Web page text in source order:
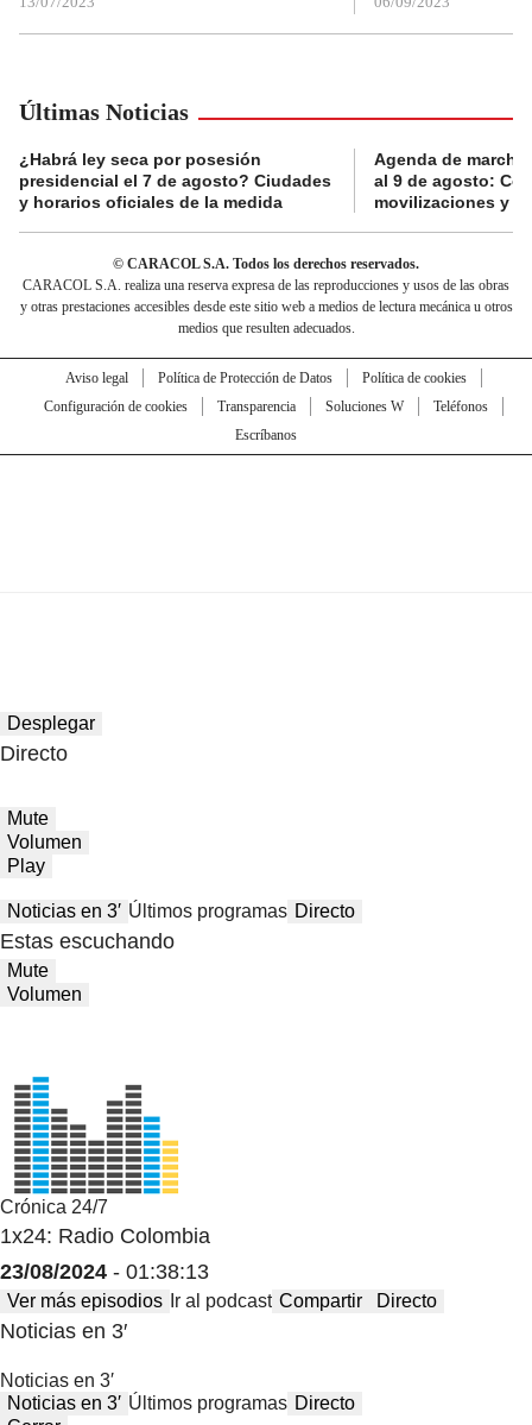
Últimas Noticias
¿Habrá ley seca por posesión
presidencial el 7 de agosto? Ciudades
y horarios oficiales de la medida
Agenda de
al 9 de agosto:
movilizaciones y
© CARACOL S.A. Todos los derechos reservados.
CARACOL S.A. realiza una reserva expresa de las reproducciones y usos de las obras
y otras prestaciones accesibles desde este sitio web a medios de lectura mecánica u otros
medios que resulten adecuados.
Aviso legal Política de Protección de Datos
Política de cookies
Configuración de cookies
Transparencia Soluciones W
Teléfonos
Escríbanos
Desplegar
Directo
Mute
Volumen
Play
Noticias en 3′ Últimos programas Directo
Estas escuchando
Mute
Volumen
Crónica 24/7
1x24: Radio Colombia
23/08/2024 - 01:38:13
Ver más episodios Ir al podcast Compartir Directo
Noticias en 3′
Noticias en 3′
Noticias en 3′ Últimos programas Directo